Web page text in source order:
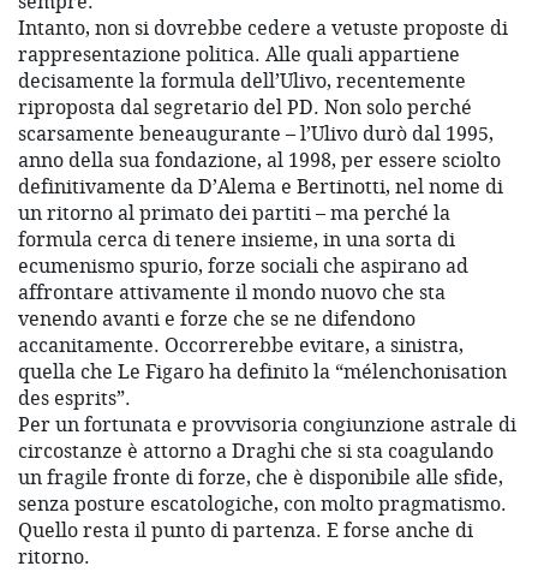
Intanto, non si dovrebbe cedere a vetuste proposte di
rappresentazione politica. Alle quali appartiene
decisamente la formula dell’Ulivo, recentemente
riproposta dal segretario del PD. Non solo perché
scarsamente beneaugurante – l’Ulivo durò dal 1995,
anno della sua fondazione, al 1998, per essere sciolto
definitivamente da D’Alema e Bertinotti, nel nome di
un ritorno al primato dei partiti – ma perché la
formula cerca di tenere insieme, in una sorta di
ecumenismo spurio, forze sociali che aspirano ad
affrontare attivamente il mondo nuovo che sta
venendo avanti e forze che se ne difendono
accanitamente. Occorrerebbe evitare, a sinistra,
quella che Le Figaro ha definito la “mélenchonisation
des esprits”.
Per un fortunata e provvisoria congiunzione astrale di
circostanze è attorno a Draghi che si sta coagulando
un fragile fronte di forze, che è disponibile alle sfide,
senza posture escatologiche, con molto pragmatismo.
Quello resta il punto di partenza. E forse anche di
ritorno.